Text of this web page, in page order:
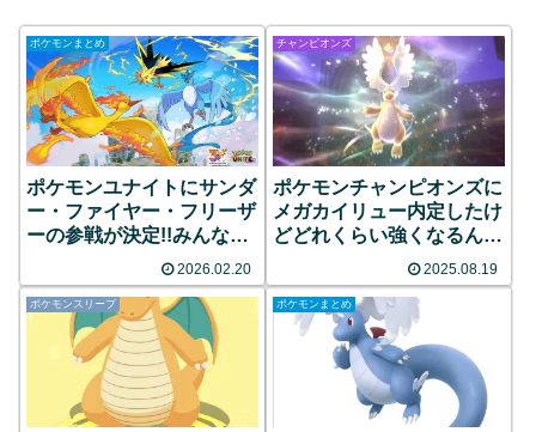
ポケモンまとめ
ポケモンユナイトにサンダ
ー・ファイヤー・フリーザ
ーの参戦が決定!!みんなの
2026.02.20
チャンピオンズ
ポケモンチャンピオンズに
メガカイリュー内定したけ
どどれくらい強くなるんか
2025.08.19
ポケモンスリープ ポケモンまとめ